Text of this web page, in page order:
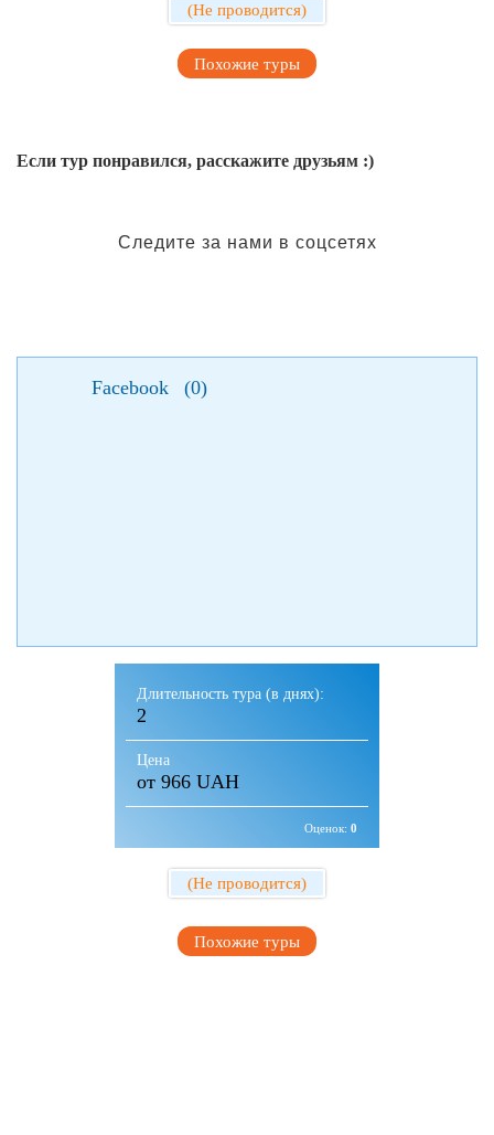
(Не проводится)
Похожие туры
Если тур понравился, расскажите друзьям :)
Следите за нами в соцсетях
Facebook (0)
Длительность тура (в днях):
2
Цена
от 966 UAH
Оценок: 0
(Не проводится)
Похожие туры